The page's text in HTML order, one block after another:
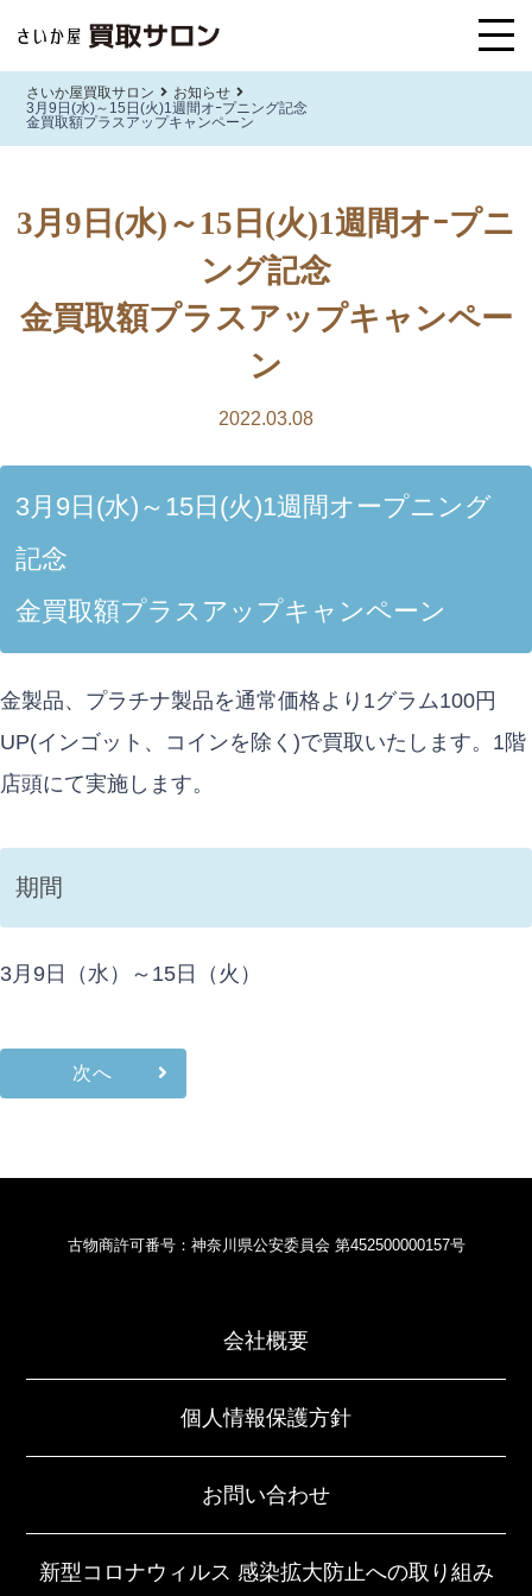
さいか屋買取サロン
お知らせ
3月9日(水)～15日(火)1週間オｰプニング記念
金買取額プラスアップキャンペーン
3月9日(水)～15日(火)1週間オｰプニ
ング記念
金買取額プラスアップキャンペー
ン
2022.03.08
3月9日(水)～15日(火)1週間オープニング
記念
金買取額プラスアップキャンペーン
金製品、プラチナ製品を通常価格より 1グラム100円
UP(インゴット、コインを除く)で買取いたします。1階
店頭にて実施します。
期間
3 月 9日（水）～ 15日（火）
次へ
古物商許可番号：神奈川県公安委員会 第452500000157号
会社概要
個人情報保護方針
お問い合わせ
新型コロナウィルス 感染拡大防止への取り組み